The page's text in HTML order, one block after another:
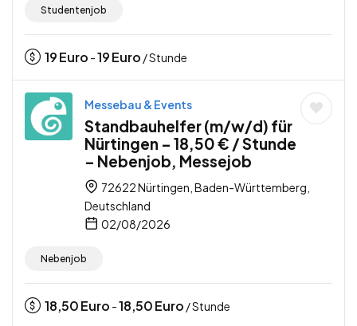
Studentenjob
19Euro -19Euro / Stunde
Messebau & Events
Standbauhelfer (m/w/d) für
Nürtingen – 18,50 € / Stunde
– Nebenjob, Messejob
72622 Nürtingen, Baden-Württemberg,
Deutschland
02/08/2026
Nebenjob
18,50Euro -18,50Euro / Stunde